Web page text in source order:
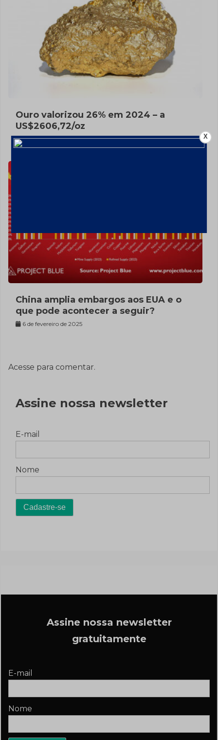
Ouro valorizou 26% em 2024 – a
US$2606,72/oz
7 de fevereiro de 2025
China amplia embargos aos EUA e o
que pode acontecer a seguir?
6 de fevereiro de 2025
Acesse para comentar.
Assine nossa newsletter
E-mail
Nome
Assine nossa newsletter
gratuitamente
E-mail
Nome
X